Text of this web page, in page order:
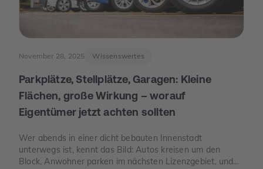
November 28, 2025 Wissenswertes
Parkplätze, Stellplätze, Garagen: Kleine
Flächen, große Wirkung – worauf
Eigentümer jetzt achten sollten
Wer abends in einer dicht bebauten Innenstadt
unterwegs ist, kennt das Bild: Autos kreisen um den
Block, Anwohner parken im nächsten Lizenzgebiet, und